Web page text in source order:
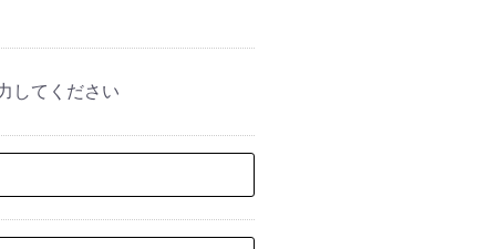
してください